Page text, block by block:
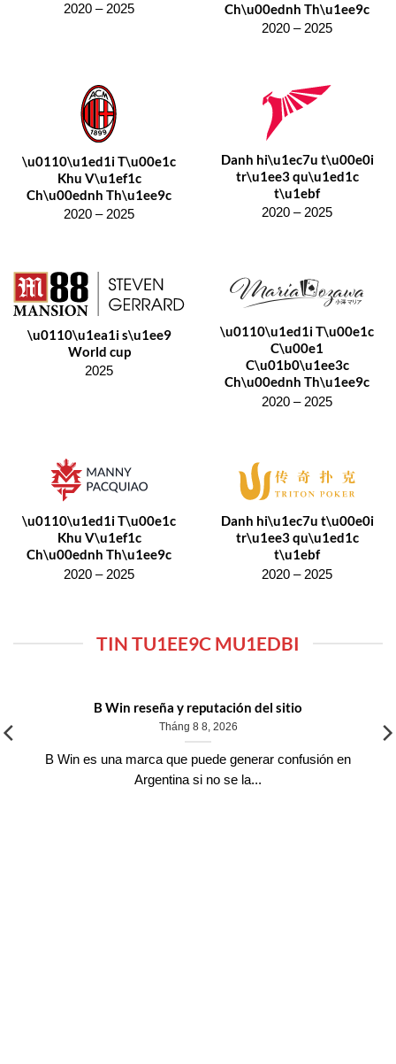
2020 – 2025 Ch\u00ednh Th\u1ee9c
2020 – 2025
\u0110\u1ed1i T\u00e1c
Khu V\u1ef1c
Ch\u00ednh Th\u1ee9c
2020 – 2025
Danh hi\u1ec7u t\u00e0i
tr\u1ee3 qu\u1ed1c
t\u1ebf
2020 – 2025
\u0110\u1ea1i s\u1ee9
World cup
2025
\u0110\u1ed1i T\u00e1c
C\u00e1
C\u01b0\u1ee3c
Ch\u00ednh Th\u1ee9c
2020 – 2025
\u0110\u1ed1i T\u00e1c
Khu V\u1ef1c
Ch\u00ednh Th\u1ee9c
2020 – 2025
Danh hi\u1ec7u t\u00e0i
tr\u1ee3 qu\u1ed1c
t\u1ebf
2020 – 2025
TIN TU1EE9C MU1EDBI
B Win reseña y reputación del sitio
Tháng 8 8, 2026
B Win es una marca que puede generar confusión en
Argentina si no se la...